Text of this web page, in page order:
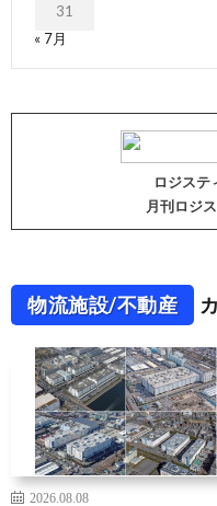
31
« 7月
ロジステ
月刊ロジ
物流施設/不動産
2026.08.08